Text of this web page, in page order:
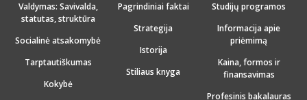
Valdymas: Savivalda,
statutas, struktūra
Socialinė atsakomybė
Tarptautiškumas
Kokybė
Pagrindiniai faktai
Strategija
Istorija
Stiliaus knyga
Studijų programos
Informacija apie
priėmimą
Kaina, formos ir
finansavimas
Profesinis bakalauras